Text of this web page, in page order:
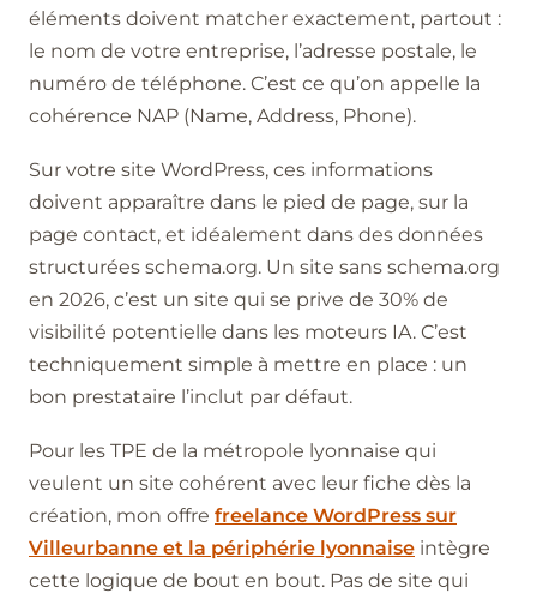
éléments doivent matcher exactement, partout :
le nom de votre entreprise, l’adresse postale, le
numéro de téléphone. C’est ce qu’on appelle la
cohérence NAP (Name, Address, Phone).
Sur votre site WordPress, ces informations
doivent apparaître dans le pied de page, sur la
page contact, et idéalement dans des données
structurées schema.org. Un site sans schema.org
en 2026, c’est un site qui se prive de 30% de
visibilité potentielle dans les moteurs IA. C’est
techniquement simple à mettre en place : un
bon prestataire l’inclut par défaut.
Pour les TPE de la métropole lyonnaise qui
veulent un site cohérent avec leur fiche dès la
création, mon offre freelance WordPress sur
Villeurbanne et la périphérie lyonnaise intègre
cette logique de bout en bout. Pas de site qui